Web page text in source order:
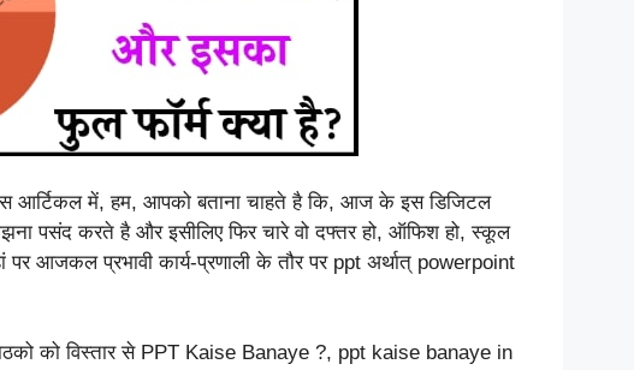
आर्टिकल में, हम, आपको बताना चाहते है कि, आज के इस डिजिटल
पसंद करते है और इसीलिए फिर चारे वो दफ्तर हो, ऑफिश हो, स्कूल
पर आजकल प्रभावी कार्य-प्रणाली के तौर पर ppt अर्थात् powerpoint
को विस्तार से PPT Kaise Banaye ?, ppt kaise banaye in